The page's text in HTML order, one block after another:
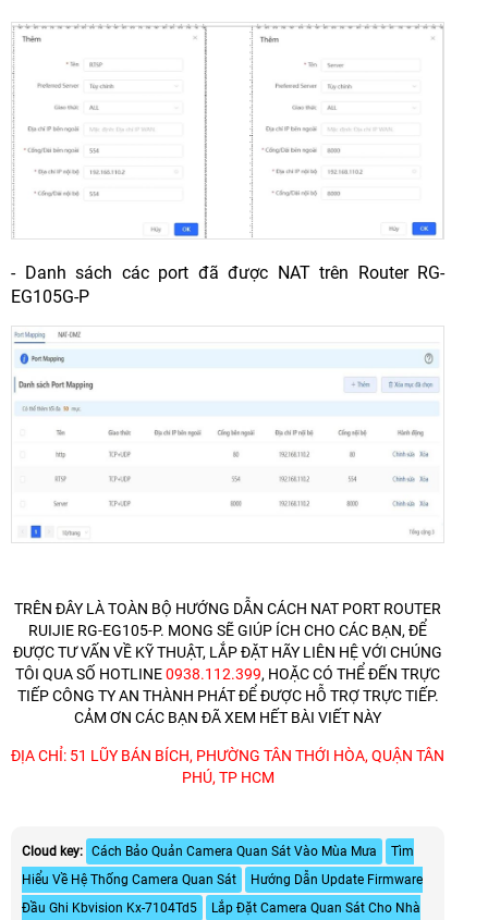
- Danh sách các port đã được NAT trên Router RG-
EG105G-P
TRÊN ĐÂY LÀ TOÀN BỘ HƯỚNG DẪN CÁCH NAT PORT ROUTER
RUIJIE RG-EG105-P. MONG SẼ GIÚP ÍCH CHO CÁC BẠN, ĐỂ
ĐƯỢC TƯ VẤN VỀ KỸ THUẬT, LẮP ĐẶT HÃY LIÊN HỆ VỚI CHÚNG
TÔI QUA SỐ HOTLINE0938.112.399, HOẶC CÓ THỂ ĐẾN TRỰC
TIẾP CÔNG TY AN THÀNH PHÁT ĐỂ ĐƯỢC HỖ TRỢ TRỰC TIẾP.
CẢM ƠN CÁC BẠN ĐÃ XEM HẾT BÀI VIẾT NÀY
ĐỊA CHỈ: 51 LŨY BÁN BÍCH, PHƯỜNG TÂN THỚI HÒA, QUẬN TÂN
PHÚ, TP HCM
Cloud key: Cách Bảo Quản Camera Quan Sát Vào Mùa Mưa
Tìm
Hiểu Về Hệ Thống Camera Quan Sát
Hướng Dẫn Update Firmware
Đầu Ghi Kbvision Kx-7104Td5
Lắp Đặt Camera Quan Sát Cho Nhà